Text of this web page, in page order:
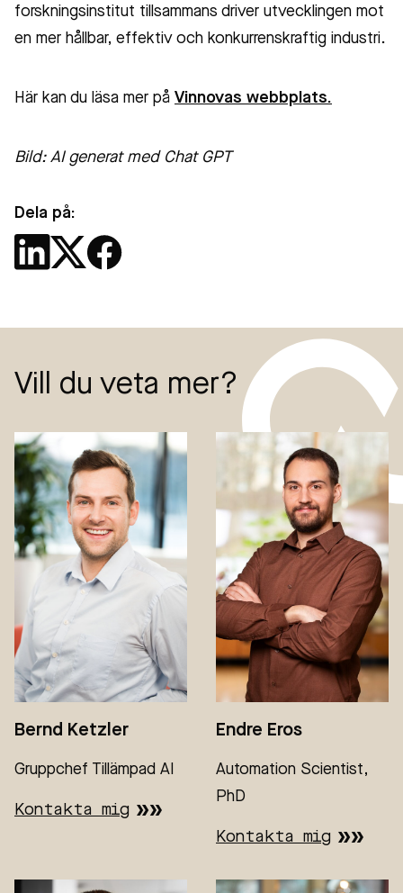
forskningsinstitut tillsammans driver utvecklingen mot
en mer hållbar, effektiv och konkurrenskraftig industri.
Här kan du läsa mer på Vinnovas webbplats.
Bild: AI generat med Chat GPT
Dela på:
Vill du veta mer?
Bernd Ketzler
Gruppchef Tillämpad AI
Kontakta mig
Endre Eros
Automation Scientist,
PhD
Kontakta mig